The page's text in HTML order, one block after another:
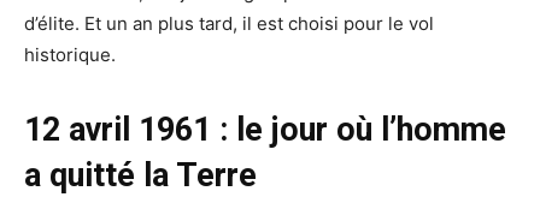
d’élite. Et un an plus tard, il est choisi pour le vol
historique.
12 avril 1961 : le jour où l’homme
a quitté la Terre